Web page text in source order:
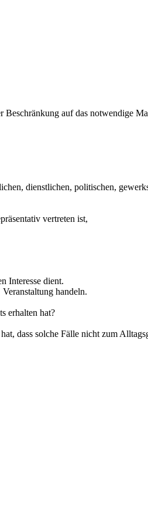
auf das notwendige
dienstlichen, politischen,
vertreten ist,
Interesse dient.
handeln.
erhalten hat?
dass solche Fälle nicht zum